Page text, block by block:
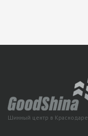
Шинный центр в Краснодаре